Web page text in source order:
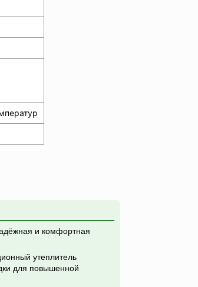
и комфортная
утеплитель
для повышенной